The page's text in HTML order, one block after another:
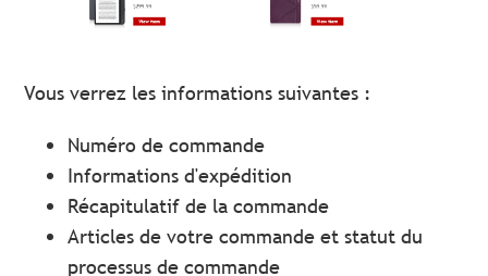
Vous verrez les informations suivantes :
Numéro de commande
Informations d'expédition
Récapitulatif de la commande
Articles de votre commande et statut du
processus de commande